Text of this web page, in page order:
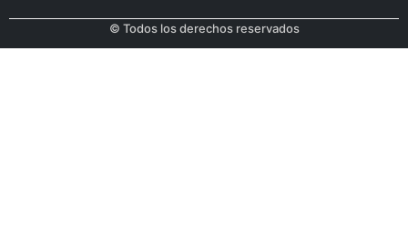
© Todos los derechos reservados